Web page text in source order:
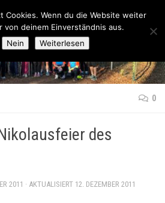
0
des
2011 · AKTUALISIERT 12. DEZEMBER 2011
Cookies. Wenn du die Website weiter
von deinem Einverständnis aus.
Nein Weiterlesen